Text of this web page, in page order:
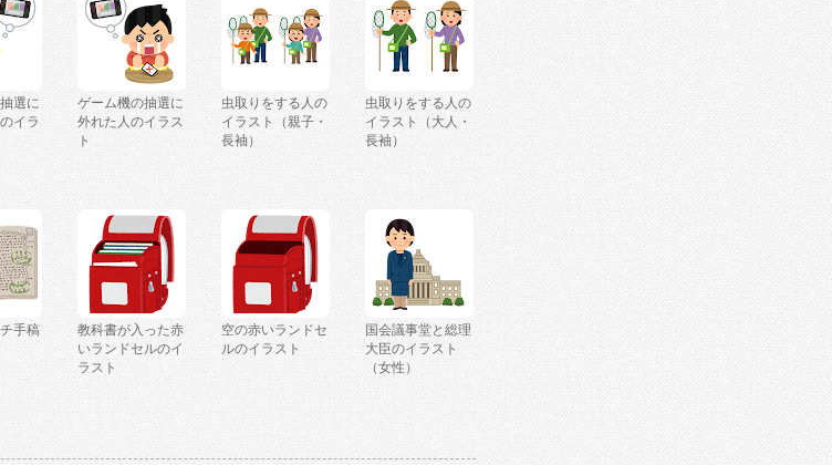
選に
イラ
ゲーム機の抽選に
外れた人のイラス
ト
虫取りをする人の
イラスト（親子・
長袖）
虫取りをする人の
イラスト（大人・
長袖）
手稿
教科書が入った赤
いランドセルのイ
ラスト
空の赤いランドセ
ルのイラスト
国会議事堂と総理
大臣のイラスト
（女性）